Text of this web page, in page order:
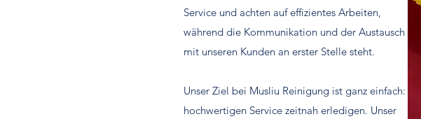
Service und achten auf effizientes Arbeiten,
während die Kommunikation und der Austausch
mit unseren Kunden an erster Stelle steht.
Unser Ziel bei Musliu Reinigung ist ganz einfach:
hochwertigen Service zeitnah erledigen. Unser